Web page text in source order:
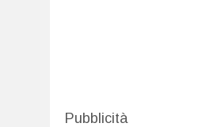
Pubblicità